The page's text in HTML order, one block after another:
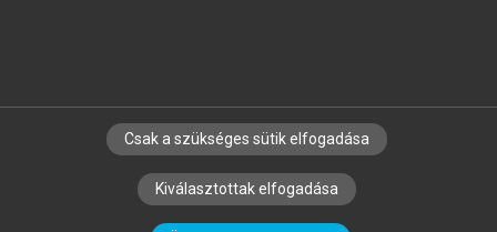
SZERZŐKNEK CÉGEKNEK KÖNYVTÁROSOKNAK
SZERKESZTÉSI ÉS LEKTORÁLÁSI ALAPELVEK
Csak a szükséges sütik elfogadása
Kiválasztottak elfogadása